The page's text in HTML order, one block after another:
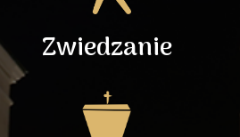
Zwiedzanie